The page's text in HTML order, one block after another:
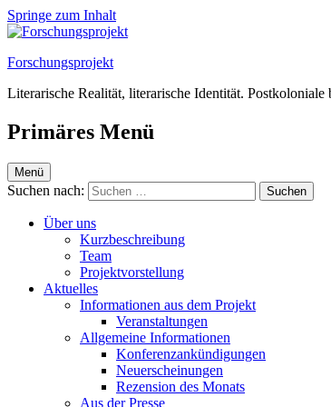
Springe zum Inhalt
Forschungsprojekt
Literarische Realität, literarische Identität.
Primäres Menü
Menü
Suchen nach:
Über uns
Kurzbeschreibung
Team
Projektvorstellung
Aktuelles
Informationen aus dem Projekt
Veranstaltungen
Allgemeine Informationen
Konferenzankündigungen
Neuerscheinungen
Rezension des Monats
Aus der Presse